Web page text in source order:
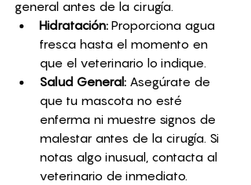
general antes de la cirugía.
Hidratación: Proporciona agua
fresca hasta el momento en
que el veterinario lo indique.
Salud General: Asegúrate de
que tu mascota no esté
enferma ni muestre signos de
malestar antes de la cirugía. Si
notas algo inusual, contacta al
veterinario de inmediato.